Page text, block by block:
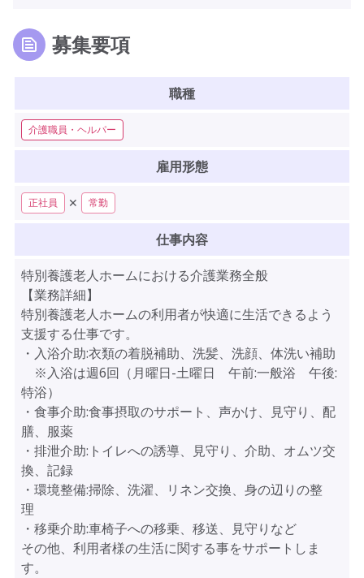
募集要項
職種
介護職員・ヘルパー
雇用形態
正社員 ✕ 常勤
仕事内容
特別養護老人ホームにおける介護業務全般
【業務詳細】
特別養護老人ホームの利用者が快適に生活できるよう
支援する仕事です。
・入浴介助:衣類の着脱補助、洗髪、洗顔、体洗い補助
※入浴は週6回（月曜日-土曜日 午前:一般浴 午後:
特浴）
・食事介助:食事摂取のサポート、声かけ、見守り、配
膳、服薬
・排泄介助:トイレへの誘導、見守り、介助、オムツ交
換、記録
・環境整備:掃除、洗濯、リネン交換、身の辺りの整
理
・移乗介助:車椅子への移乗、移送、見守りなど
その他、利用者様の生活に関する事をサポートしま
す。